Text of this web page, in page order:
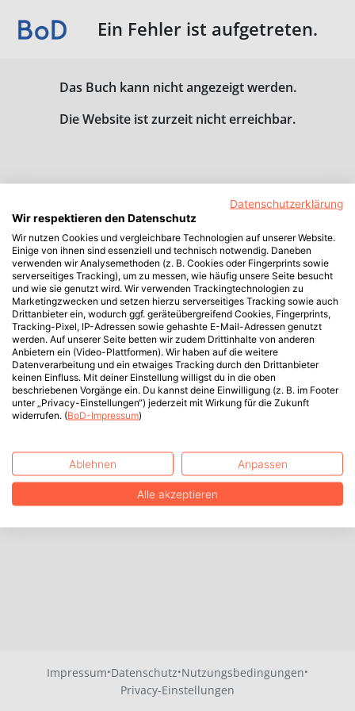
Ein Fehler ist aufgetreten.
Das Buch kann nicht angezeigt werden.
Die Website ist zurzeit nicht erreichbar.
Impressum·Datenschutz·Nutzungsbedingungen·
Privacy-Einstellungen
Datenschutzerklärung
Wir respektieren den Datenschutz
Wir nutzen Cookies und vergleichbare Technologien auf unserer Website.
Einige von ihnen sind essenziell und technisch notwendig. Daneben
verwenden wir Analysemethoden (z. B. Cookies oder Fingerprints sowie
serverseitiges Tracking), um zu messen, wie häufig unsere Seite besucht
und wie sie genutzt wird. Wir verwenden Trackingtechnologien zu
Marketingzwecken und setzen hierzu serverseitiges Tracking sowie auch
Drittanbieter ein, wodurch ggf. geräteübergreifend Cookies, Fingerprints,
Tracking-Pixel, IP-Adressen sowie gehashte E-Mail-Adressen genutzt
werden. Auf unserer Seite betten wir zudem Drittinhalte von anderen
Anbietern ein (Video-Plattformen). Wir haben auf die weitere
Datenverarbeitung und ein etwaiges Tracking durch den Drittanbieter
keinen Einfluss. Mit deiner Einstellung willigst du in die oben
beschriebenen Vorgänge ein. Du kannst deine Einwilligung (z. B. im Footer
unter „Privacy-Einstellungen“) jederzeit mit Wirkung für die Zukunft
widerrufen. (BoD-Impressum)
Ablehnen Anpassen
Alle akzeptieren